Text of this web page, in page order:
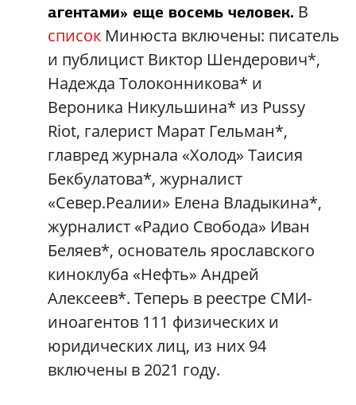
агентами» еще восемь человек. В
список Минюста включены: писатель
и публицист Виктор Шендерович*,
Надежда Толоконникова* и
Вероника Никульшина* из Pussy
Riot, галерист Марат Гельман*,
главред журнала «Холод» Таисия
Бекбулатова*, журналист
«Север.Реалии» Елена Владыкина*,
журналист «Радио Свобода» Иван
Беляев*, основатель ярославского
киноклуба «Нефть» Андрей
Алексеев*. Теперь в реестре СМИ-
иноагентов 111 физических и
юридических лиц, из них 94
включены в 2021 году.